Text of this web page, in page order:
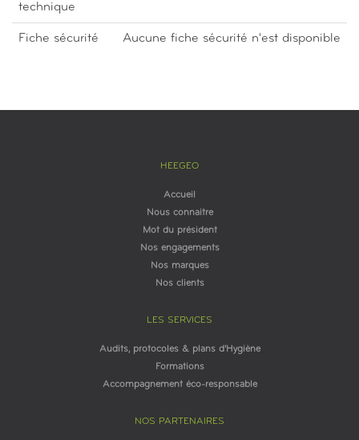
technique
Fiche sécurité Aucune fiche sécurité n'est disponible
HEEGEO
Accueil
Nous connaitre
Mot du président
Nos engagements
Nos marques
Nos clients
LES SERVICES
Audits, protocoles & plans d'Hygiène
Formations
Accompagnement éco-responsable
NOS PARTENAIRES